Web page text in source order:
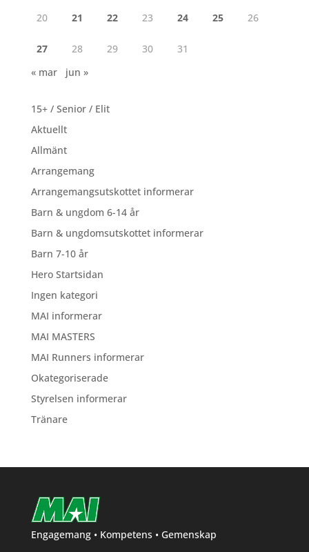
20 21 22 23 24 25 26
27 28 29 30
31
« mar
jun »
15+ / Senior / Elit
Aktuellt
Allmänt
Arrangemang
Arrangemangsutskottet informerar
Barn & ungdom 6-14 år
Barn & ungdomsutskottet informerar
Barn 7-10 år
Hero Startsidan
Ingen kategori
MAI informerar
MAI MASTERS
MAI Runners informerar
Okategoriserade
Styrelsen informerar
Tränare
Engagemang • Kompetens • Gemenskap